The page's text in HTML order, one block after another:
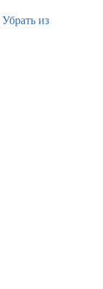
Убрать из